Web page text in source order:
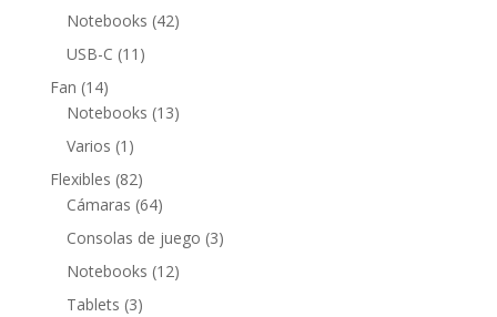
productos
Notebooks 4242
USB-C 11 11
Fan 1414
productos
Notebooks 1313
Varios 1 1
producto
Flexibles 8282
productos
Cámaras 6464
productos
Consolas de juego 33
Notebooks 1212
Tablets 33